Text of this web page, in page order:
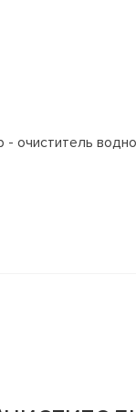
- очиститель